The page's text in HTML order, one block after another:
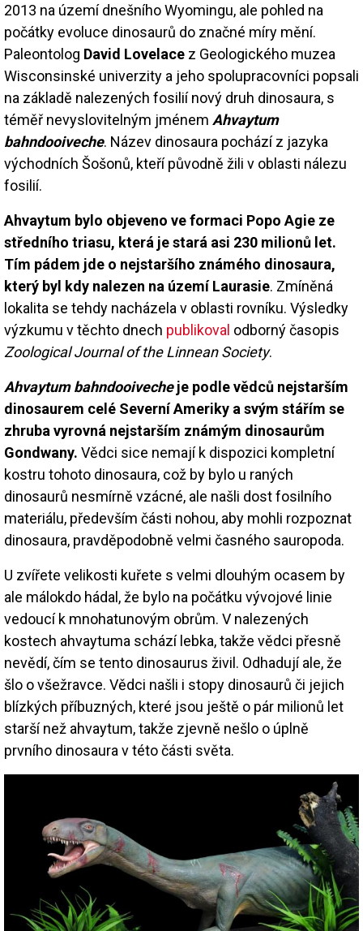
2013 na území dnešního Wyomingu, ale pohled na
počátky evoluce dinosaurů do značné míry mění.
Paleontolog David Lovelace z Geologického muzea
Wisconsinské univerzity a jeho spolupracovníci popsali
na základě nalezených fosilií nový druh dinosaura, s
téměř nevyslovitelným jménem Ahvaytum
bahndooiveche. Název dinosaura pochází z jazyka
východních Šošonů, kteří původně žili v oblasti nálezu
fosilií.
Ahvaytum bylo objeveno ve formaci Popo Agie ze
středního triasu, která je stará asi 230 milionů let.
Tím pádem jde o nejstaršího známého dinosaura,
který byl kdy nalezen na území Laurasie. Zmíněná
lokalita se tehdy nacházela v oblasti rovníku. Výsledky
výzkumu v těchto dnech publikoval odborný časopis
Zoological Journal of the Linnean Society.
Ahvaytum bahndooivecheje podle vědců nejstarším
dinosaurem celé Severní Ameriky a svým stářím se
zhruba vyrovná nejstarším známým dinosaurům
Gondwany. Vědci sice nemají k dispozici kompletní
kostru tohoto dinosaura, což by bylo u raných
dinosaurů nesmírně vzácné, ale našli dost fosilního
materiálu, především části nohou, aby mohli rozpoznat
dinosaura, pravděpodobně velmi časného sauropoda.
U zvířete velikosti kuřete s velmi dlouhým ocasem by
ale málokdo hádal, že bylo na počátku vývojové linie
vedoucí k mnohatunovým obrům. V nalezených
kostech ahvaytuma schází lebka, takže vědci přesně
nevědí, čím se tento dinosaurus živil. Odhadují ale, že
šlo o všežravce. Vědci našli i stopy dinosaurů či jejich
blízkých příbuzných, které jsou ještě o pár milionů let
starší než ahvaytum, takže zjevně nešlo o úplně
prvního dinosaura v této části světa.